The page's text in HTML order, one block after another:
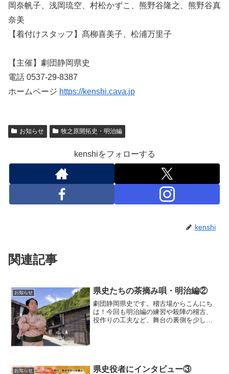
岡奈帆子、浅岡琉空、村松かずこ、熊野谷隆之、熊野谷真
奈美
【着付けスタッフ】髙柳喜美子、松浦万里子
【主催】劇団静岡県史
電話 0537-29-8387
ホームページ https://kenshi.cava.jp
お知らせ 牧之原開拓史・明治編
kenshiをフォローする
kenshi
関連記事
お知らせ 県史たちの茶摘み唄・明治編②
劇団静岡県史です。稽古場からこんにち
は！今回も明治編の練習や殺陣の稽古、
役作りの工夫など、舞台の裏側を少しず
お知らせ 県史役者にインタビュー③